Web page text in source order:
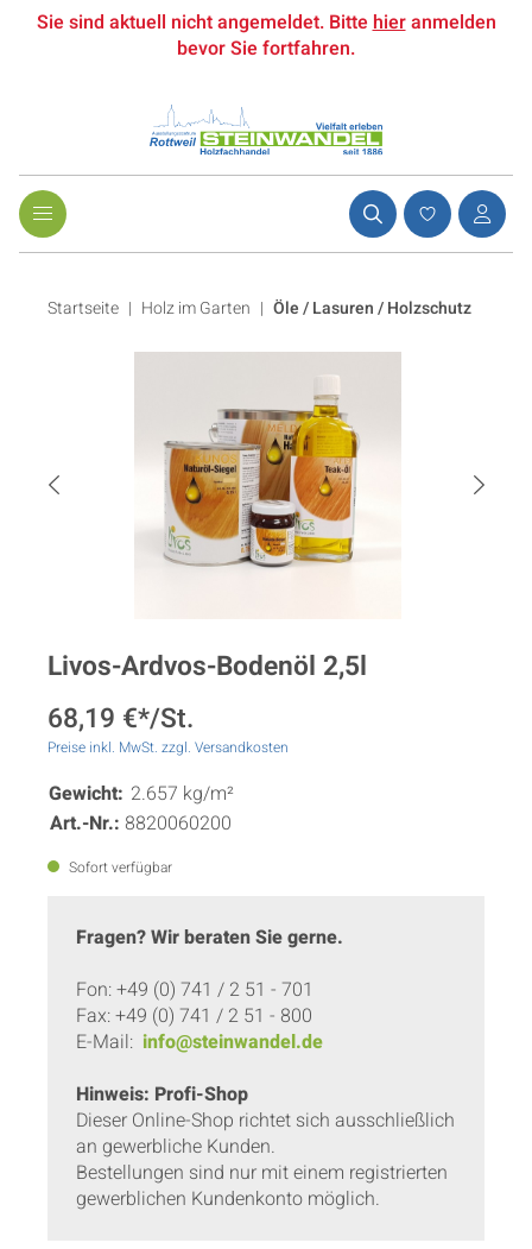
Sie sind aktuell nicht angemeldet. Bittehieranmelden
bevor Sie fortfahren.
Startseite Holz im Garten | Öle / Lasuren / Holzschutz
Livos-Ardvos-Bodenöl 2,5l
68,19 €*/St.
Preise inkl. MwSt. zzgl. Versandkosten
Gewicht: 2.657 kg/m²
Art.-Nr.: 8820060200
Sofort verfügbar
Fragen? Wir beraten Sie gerne.
Fon: +49 (0) 741 / 2 51 - 701
Fax: +49 (0) 741 / 2 51 - 800
E-Mail: info@steinwandel.de
Hinweis: Profi-Shop
Dieser Online-Shop richtet sich ausschließlich
an gewerbliche Kunden.
Bestellungen sind nur mit einem registrierten
gewerblichen Kundenkonto möglich.